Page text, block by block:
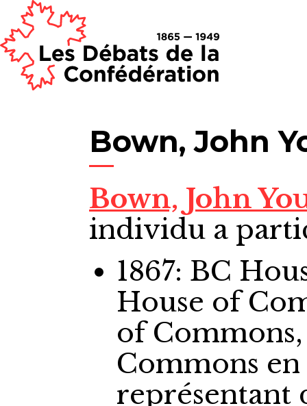
Bown, John
Bown, John
individu a
1867: BC
House of
of
Commons
représentant